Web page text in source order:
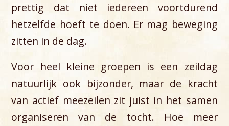
prettig dat niet iedereen voortdurend
hetzelfde hoeft te doen. Er mag beweging
zitten in de dag.
Voor heel kleine groepen is een zeildag
natuurlijk ook bijzonder, maar de kracht
van actief meezeilen zit juist in het samen
organiseren van de tocht. Hoe meer